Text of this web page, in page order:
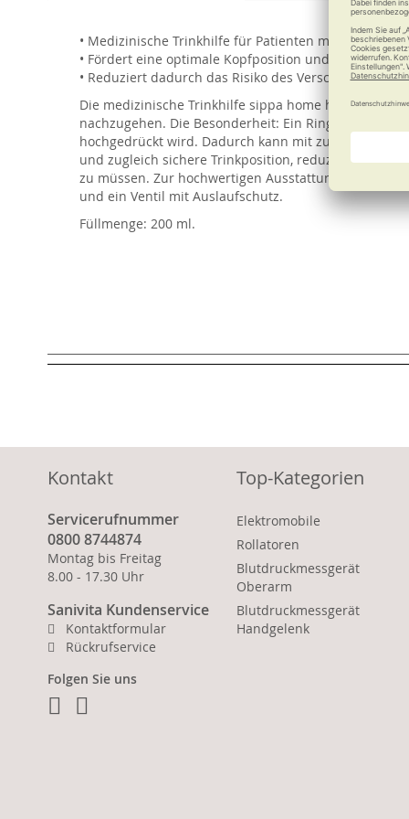
images
gallery
• Medizinische Trinkhilfe für Patienten mit
• Fördert eine optimale Kopfposition und zugleich
• Reduziert dadurch das Risiko des Verschluckens
Die medizinische Trinkhilfe sippa home hilft
nachzugehen. Die Besonderheit: Ein Ring mit
hochgedrückt wird. Dadurch kann mit zur Brust
und zugleich sichere Trinkposition, reduziert das
zu müssen. Zur hochwertigen Ausstattung gehören
und ein Ventil mit Auslaufschutz.
Füllmenge: 200 ml.
Kontakt
Servicerufnummer
0800 8744874
Montag bis Freitag
8.00 - 17.30 Uhr
Sanivita Kundenservice
Kontaktformular
Rückrufservice
Folgen Sie uns
Facebook
Top-Kategorien
Elektromobile
Rollatoren
Blutdruckmessgerät
Oberarm
Blutdruckmessgerät
Handgelenk